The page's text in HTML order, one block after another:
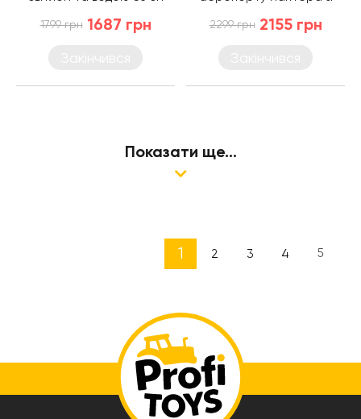
1799 грн 1687 грн
62 см (3719012)
2299 грн 2155 грн
Показати ще...
1 2 3 4 5